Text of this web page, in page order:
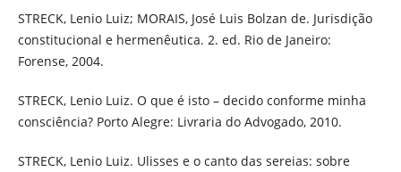
STRECK, Lenio Luiz; MORAIS, José Luis Bolzan de. Jurisdição
constitucional e hermenêutica. 2. ed. Rio de Janeiro:
Forense, 2004.
STRECK, Lenio Luiz. O que é isto – decido conforme minha
consciência? Porto Alegre: Livraria do Advogado, 2010.
STRECK, Lenio Luiz. Ulisses e o canto das sereias: sobre